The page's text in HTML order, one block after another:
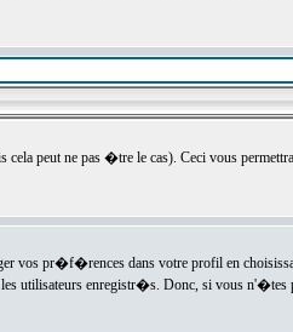
peut ne pas �tre le cas). Ceci vous
vos pr�f�rences dans votre profil en
utilisateurs enregistr�s. Donc, si vous n'�tes